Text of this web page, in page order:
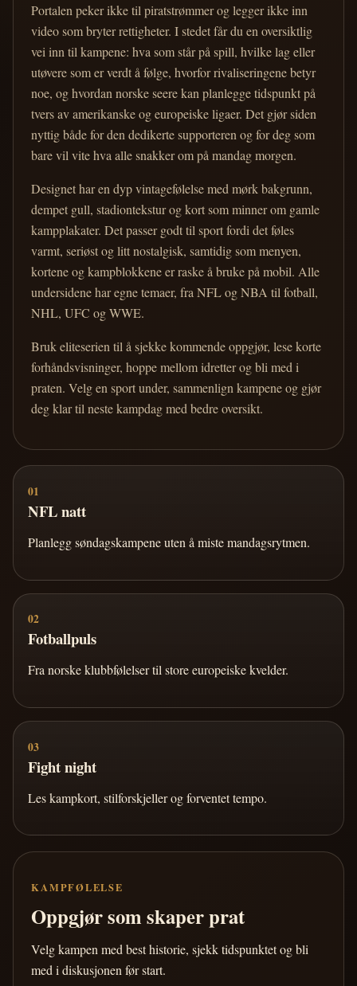
Portalen peker ikke til piratstrømmer og legger ikke inn
video som bryter rettigheter. I stedet får du en oversiktlig
vei inn til kampene: hva som står på spill, hvilke lag eller
utøvere som er verdt å følge, hvorfor rivaliseringene betyr
noe, og hvordan norske seere kan planlegge tidspunkt på
tvers av amerikanske og europeiske ligaer. Det gjør siden
nyttig både for den dedikerte supporteren og for deg som
bare vil vite hva alle snakker om på mandag morgen.
Designet har en dyp vintagefølelse med mørk bakgrunn,
dempet gull, stadiontekstur og kort som minner om gamle
kampplakater. Det passer godt til sport fordi det føles
varmt, seriøst og litt nostalgisk, samtidig som menyen,
kortene og kampblokkene er raske å bruke på mobil. Alle
undersidene har egne temaer, fra NFL og NBA til fotball,
NHL, UFC og WWE.
Bruk eliteserien til å sjekke kommende oppgjør, lese korte
forhåndsvisninger, hoppe mellom idretter og bli med i
praten. Velg en sport under, sammenlign kampene og gjør
deg klar til neste kampdag med bedre oversikt.
01
NFL natt
Planlegg søndagskampene uten å miste mandagsrytmen.
02
Fotballpuls
Fra norske klubbfølelser til store europeiske kvelder.
03
Fight night
Les kampkort, stilforskjeller og forventet tempo.
KAMPFØLELSE
Oppgjør som skaper prat
Velg kampen med best historie, sjekk tidspunktet og bli
med i diskusjonen før start.